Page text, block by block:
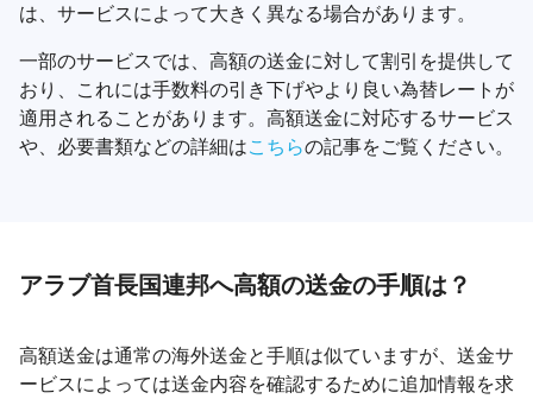
は、サービスによって大きく異なる場合があります。
一部のサービスでは、高額の送金に対して割引を提供して
おり、これには手数料の引き下げやより良い為替レートが
適用されることがあります。高額送金に対応するサービス
や、必要書類などの詳細はこちらの記事をご覧ください。
アラブ首長国連邦へ高額の送金の手順は？
高額送金は通常の海外送金と手順は似ていますが、送金サ
ービスによっては送金内容を確認するために追加情報を求